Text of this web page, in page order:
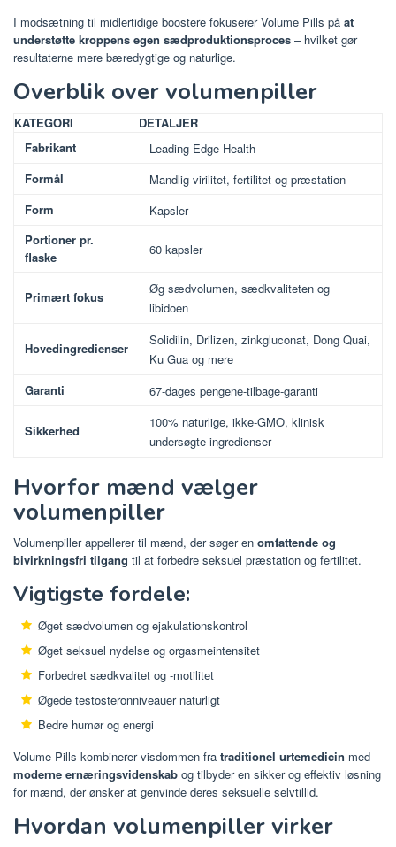
I modsætning til midlertidige boostere fokuserer Volume Pills på at
understøtte kroppens egen sædproduktionsproces – hvilket gør
resultaterne mere bæredygtige og naturlige.
Overblik over volumenpiller
KATEGORI
DETALJER
Fabrikant
Leading Edge Health
Formål
Mandlig virilitet, fertilitet og præstation
Form
Kapsler
Portioner pr.
flaske
60 kapsler
Primært fokus
Øg sædvolumen, sædkvaliteten og
libidoen
Hovedingredienser
Solidilin, Drilizen, zinkgluconat, Dong Quai,
Ku Gua og mere
Garanti
67-dages pengene-tilbage-garanti
Sikkerhed
100% naturlige, ikke-GMO, klinisk
undersøgte ingredienser
Hvorfor mænd vælger
volumenpiller
Volumenpiller appellerer til mænd, der søger en omfattende og
bivirkningsfri tilgang til at forbedre seksuel præstation og fertilitet.
Vigtigste fordele:
Øget sædvolumen og ejakulationskontrol
Øget seksuel nydelse og orgasmeintensitet
Forbedret sædkvalitet og -motilitet
Øgede testosteronniveauer naturligt
Bedre humør og energi
Volume Pills kombinerer visdommen fra traditionel urtemedicin med
moderne ernæringsvidenskab og tilbyder en sikker og effektiv løsning
for mænd, der ønsker at genvinde deres seksuelle selvtillid.
Hvordan volumenpiller virker